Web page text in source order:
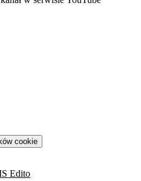
nowej karcie
cookie
Edito